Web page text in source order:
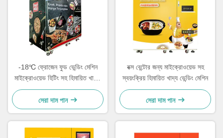
-18℃ ফ্রোজেন ফুড ভেন্ডিং মেশিন
মাইক্রোওয়েভ হিটিং সহ হিমায়িত খাবার
ভেন্ডিং মেশিন
সেরা দাম পান
বক্স বেন্টোর জন্য মাইক্রোওয়েভ সহ
স্বয়ংক্রিয় হিমায়িত খাদ্য ভেন্ডিং মেশিন
সেরা দাম পান